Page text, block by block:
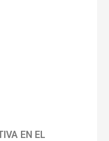
EN EL